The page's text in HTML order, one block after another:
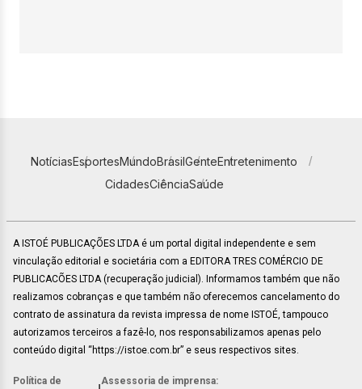
NotíciasEsportesMundoBrasilGenteEntretenimento
CidadesCiênciaSaúde
A ISTOÉ PUBLICAÇÕES LTDA é um portal digital independente e sem
vinculação editorial e societária com a EDITORA TRES COMÉRCIO DE
PUBLICACÕES LTDA (recuperação judicial). Informamos também que não
realizamos cobranças e que também não oferecemos cancelamento do
contrato de assinatura da revista impressa de nome ISTOÉ, tampouco
autorizamos terceiros a fazê-lo, nos responsabilizamos apenas pelo
conteúdo digital “https://istoe.com.br” e seus respectivos sites.
Política de Assessoria de imprensa: